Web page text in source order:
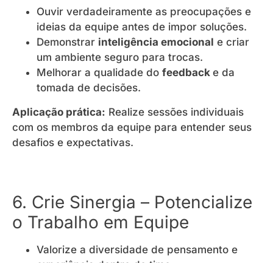
Ouvir verdadeiramente as preocupações e
ideias da equipe antes de impor soluções.
Demonstrar inteligência emocional e criar
um ambiente seguro para trocas.
Melhorar a qualidade do feedback e da
tomada de decisões.
Aplicação prática: Realize sessões individuais
com os membros da equipe para entender seus
desafios e expectativas.
6. Crie Sinergia – Potencialize
o Trabalho em Equipe
Valorize a diversidade de pensamento e